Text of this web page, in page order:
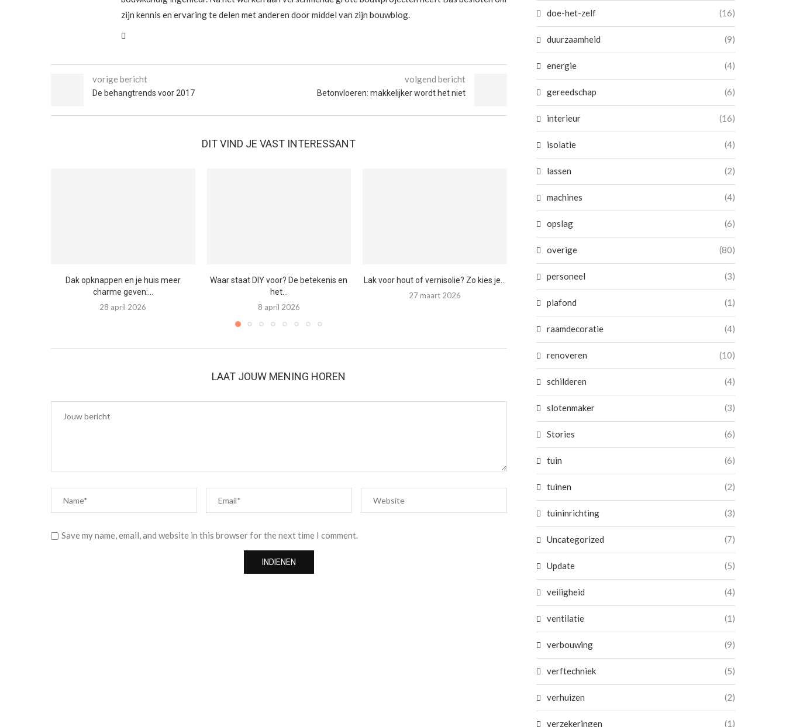
zijn kennis en ervaring te delen met anderen door middel van zijn bouwblog.
vorige bericht
De behangtrends voor 2017
volgend bericht
Betonvloeren: makkelijker wordt het niet
DIT VIND JE VAST INTERESSANT
Dak opknappen en je huis meer
charme geven:...
28 april 2026
Waar staat DIY voor? De betekenis en
het...
8 april 2026
Lak voor hout of vernisolie? Zo kies je...
27 maart 2026
Zonnepanelen uitzetten: wanneer
schakel je ze uit en...
21 maart 2026
Zelf een carport bouwen:
en tips...
15 september 2025
LAAT JOUW MENING HOREN
Save my name, email, and website in this browser for the next time I comment.
doe-het-zelf (16)
duurzaamheid (9)
energie (4)
gereedschap (6)
interieur (16)
isolatie (4)
lassen (2)
machines (4)
opslag (6)
overige (80)
personeel (3)
plafond (1)
raamdecoratie (4)
renoveren (10)
schilderen (4)
slotenmaker (3)
Stories (6)
tuin (6)
tuinen (2)
tuininrichting (3)
Uncategorized (7)
Update (5)
veiligheid (4)
ventilatie (1)
verbouwing (9)
verftechniek (5)
verhuizen (2)
verzekeringen (1)